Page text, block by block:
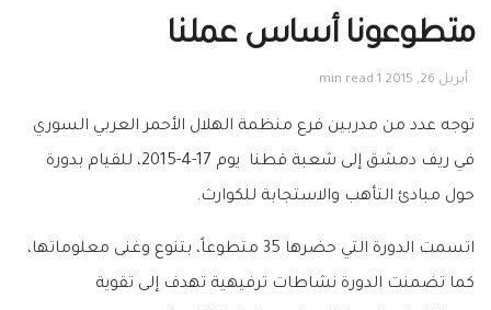
متطوعونا أساس عملنا
أبريل 26, 2015 1 min read
توجه عدد من مدربين فرع منظمة الهلال الأحمر العربي السوري
في ريف دمشق إلى شعبة قطنا
يوم 17-4-2015، للقيام بدورة
حول مبادئ التأهب والاستجابة للكوارث.
اتسمت الدورة التي حضرها 35 متطوعاً، بتنوع وغنى معلوماتها،
كما تضمنت الدورة نشاطات ترفيهية تهدف إلى تقوية